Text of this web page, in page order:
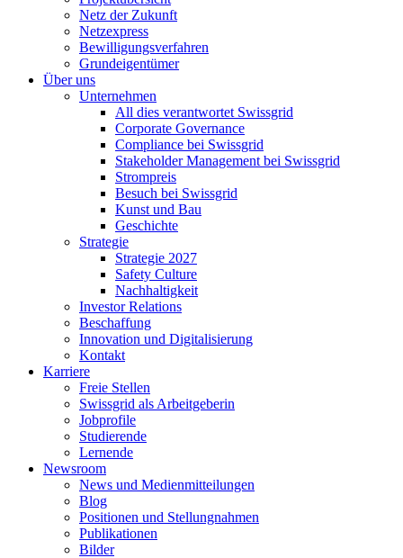
Netz der Zukunft
Netzexpress
Bewilligungsverfahren
Grundeigentümer
Über uns
Unternehmen
All dies verantwortet Swissgrid
Corporate Governance
Compliance bei Swissgrid
Stakeholder Management bei Swissgrid
Strompreis
Besuch bei Swissgrid
Kunst und Bau
Geschichte
Strategie
Strategie 2027
Safety Culture
Nachhaltigkeit
Investor Relations
Beschaffung
Innovation und Digitalisierung
Kontakt
Karriere
Freie Stellen
Swissgrid als Arbeitgeberin
Jobprofile
Studierende
Lernende
Newsroom
News und Medienmitteilungen
Blog
Positionen und Stellungnahmen
Publikationen
Bilder